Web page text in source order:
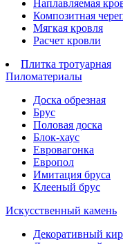
Наплавляемая
Композитная
Мягкая кровля
Расчет кровли
Плитка тротуарная
Пиломатериалы
Доска обрезная
Брус
Половая доска
Блок-хаус
Евровагонка
Европол
Имитация бруса
Клееный брус
Искусственный камень
Декоративный